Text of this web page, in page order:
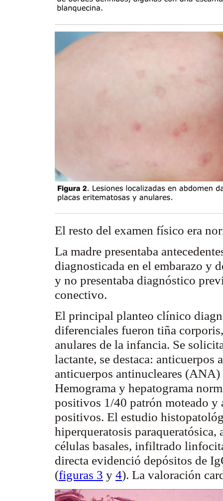
El resto del examen físico era
La madre presentaba
diagnosticada en el embarazo y
y no presentaba diagnóstico
conectivo.
El principal planteo clínico
diferenciales fueron tiña corporis
anulares de la infancia. Se
lactante, se destaca:
anticuerpos antinucleares
Hemograma y hepatograma
positivos 1/40 patrón moteado
positivos. El estudio
hiperqueratosis paraqueratósica,
células basales, infiltrado
directa evidenció depósitos de
(figuras 3 y 4). La valoración